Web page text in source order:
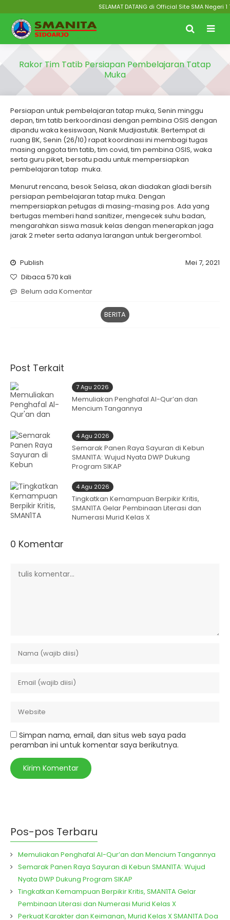
SELAMAT DATANG di Official Site SMA Negeri
Rakor Tim Tatib Persiapan Pembelajaran Tatap
Muka
Persiapan untuk pembelajaran tatap muka, Senin minggu
depan, tim tatib berkoordinasi dengan pembina OSIS dengan
dipandu waka kesiswaan, Nanik Mudjiastutik. Bertempat di
ruang BK, Senin (26/10) rapat koordinasi ini membagi tugas
masing anggota tim tatib, tim covid, tim pembina OSIS, waka
serta guru piket, bersatu padu untuk mempersiapkan
pembelajaran tatap muka.
Menurut rencana, besok Selasa, akan diadakan gladi bersih
persiapan pembelajaran tatap muka. Dengan
mempersiapkan petugas di masing-masing pos. Ada yang
bertugas memberi hand sanitizer, mengecek suhu badan,
mengarahkan siswa masuk kelas dengan menerapkan jaga
jarak 2 meter serta adanya larangan untuk bergerombol.
Publish
Mei 7, 2021
Dibaca 570 kali
Belum ada Komentar
BERITA
Post Terkait
7 Agu 2026
Memuliakan Penghafal Al-Qur’an dan
Mencium Tangannya
4 Agu 2026
Semarak Panen Raya Sayuran di Kebun
SMAN1TA: Wujud Nyata DWP Dukung
Program SIKAP
4 Agu 2026
Tingkatkan Kemampuan Berpikir Kritis,
SMAN1TA Gelar Pembinaan Literasi dan
Numerasi Murid Kelas X
0 Komentar
Simpan nama, email, dan situs web saya pada
peramban ini untuk komentar saya berikutnya.
Pos-pos Terbaru
Memuliakan Penghafal Al-Qur’an dan Mencium Tangannya
Semarak Panen Raya Sayuran di Kebun SMAN1TA: Wujud
Nyata DWP Dukung Program SIKAP
Tingkatkan Kemampuan Berpikir Kritis, SMAN1TA Gelar
Pembinaan Literasi dan Numerasi Murid Kelas X
Perkuat Karakter dan Keimanan, Murid Kelas X SMAN1TA Doa